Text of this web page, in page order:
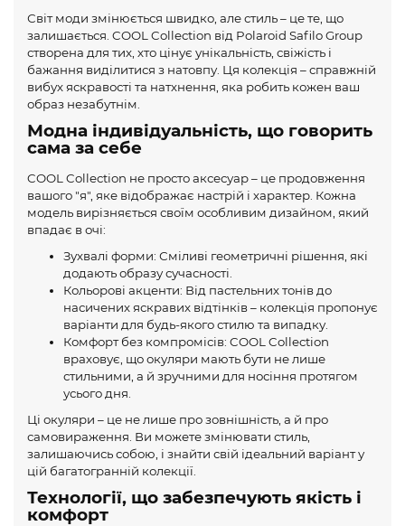
Світ моди змінюється швидко, але стиль – це те, що
залишається. COOL Collection від Polaroid Safilo Group
створена для тих, хто цінує унікальність, свіжість і
бажання виділитися з натовпу. Ця колекція – справжній
вибух яскравості та натхнення, яка робить кожен ваш
образ незабутнім.
Модна індивідуальність, що говорить
сама за себе
COOL Collection не просто аксесуар – це продовження
вашого "я", яке відображає настрій і характер. Кожна
модель вирізняється своїм особливим дизайном, який
впадає в очі:
Зухвалі форми: Сміливі геометричні рішення, які
додають образу сучасності.
Кольорові акценти: Від пастельних тонів до
насичених яскравих відтінків – колекція пропонує
варіанти для будь-якого стилю та випадку.
Комфорт без компромісів: COOL Collection
враховує, що окуляри мають бути не лише
стильними, а й зручними для носіння протягом
усього дня.
Ці окуляри – це не лише про зовнішність, а й про
самовираження. Ви можете змінювати стиль,
залишаючись собою, і знайти свій ідеальний варіант у
цій багатогранній колекції.
Технології, що забезпечують якість і
комфорт